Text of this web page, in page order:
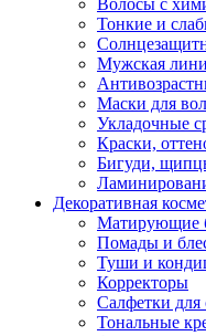
Волосы с
Тонкие и
Мужская
Маски для
Укладочные
Краски,
Бигуди,
Декоративная
Матирующие
Помады и
Туши и
Корректоры
Салфетки для
Тональные